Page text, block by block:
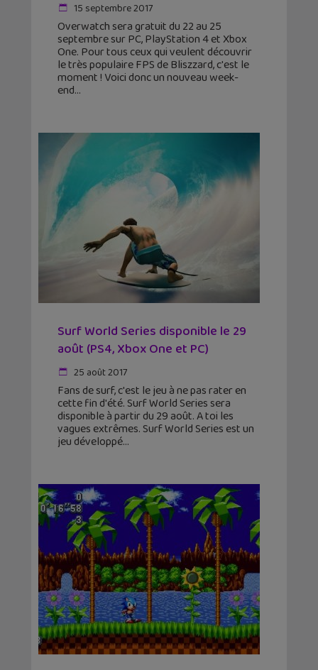
15 septembre 2017
Overwatch sera gratuit du 22 au 25
septembre sur PC, PlayStation 4 et Xbox
One. Pour tous ceux qui veulent découvrir
le très populaire FPS de Bliszzard, c'est le
moment ! Voici donc un nouveau week-
end
Surf World Series disponible le 29
août (PS4, Xbox One et PC)
25 août 2017
Fans de surf, c'est le jeu à ne pas rater en
cette fin d'été. Surf World Series sera
disponible à partir du 29 août. A toi les
vagues extrêmes. Surf World Series est un
jeu développé